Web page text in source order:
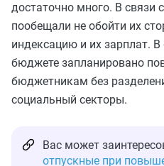
достаточно много. В связи
пообещали не обойти их
индексацию и их зарплат.
бюджете запланировано
бюджетникам без
социальный секторы.
Вас может
отпускные при